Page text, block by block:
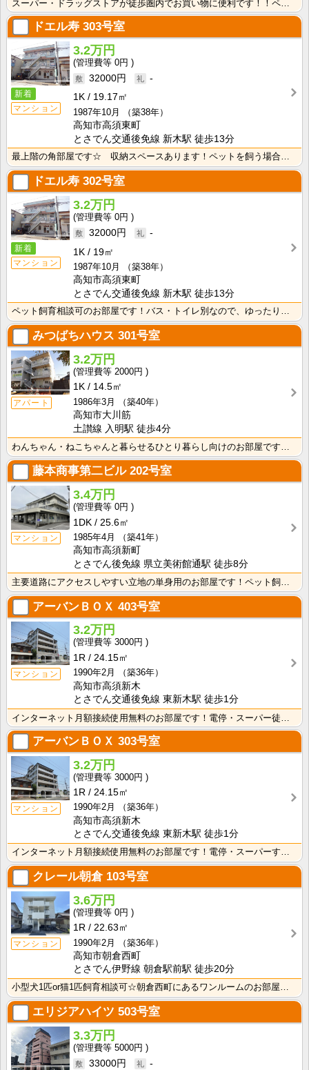
ドエル寿 303号室
新着
マンション
3.2万円
0円
32000円
-
1K
19.17㎡
1987年10月
（築38年）
高知市高須東町
とさでん交通後免線 新木駅 徒歩13分
最上階の角部屋です☆ 収納スペースあります！ペットを飼う場合は敷金２ヶ月となります。 バストイレセパ･･･
ドエル寿 302号室
新着
マンション
3.2万円
0円
32000円
-
1K
19㎡
1987年10月
（築38年）
高知市高須東町
とさでん交通後免線 新木駅 徒歩13分
ペット飼育相談可のお部屋です！バス・トイレ別なので、ゆったり湯船に浸かれますね！
みつばちハウス 301号室
アパート
3.2万円
2000円
1K
14.5㎡
1986年3月
（築40年）
高知市大川筋
土讃線 入明駅 徒歩4分
藤本商事第二ビル202号室
マンション
3.4万円
0円
1DK
25.6㎡
1985年4月
（築41年）
高知市高須新町
とさでん後免線 県立美術館通駅 徒歩8分
アーバンＢＯＸ 403号室
マンション
3.2万円
3000円
1R
24.15㎡
1990年2月
（築36年）
高知市高須新木
とさでん交通後免線 東新木駅 徒歩1分
アーバンＢＯＸ 303号室
マンション
3.2万円
3000円
1R
24.15㎡
1990年2月
（築36年）
高知市高須新木
とさでん交通後免線 東新木駅 徒歩1分
インターネット月額接続使用無料のお部屋です！電停・スーパーすぐそこです！生活に便利な立地条件♪
クレール朝倉103号室
マンション
3.6万円
0円
1R
22.63㎡
1990年2月
（築36年）
高知市朝倉西町
とさでん伊野線 朝倉駅前駅 徒歩20分
小型犬1匹or猫1匹飼育相談可☆朝倉西町にあるワンルームのお部屋です！インターネット月額接続使用無料･･･
エリジアハイツ 503号室
3.3万円
5000円
33000円
-